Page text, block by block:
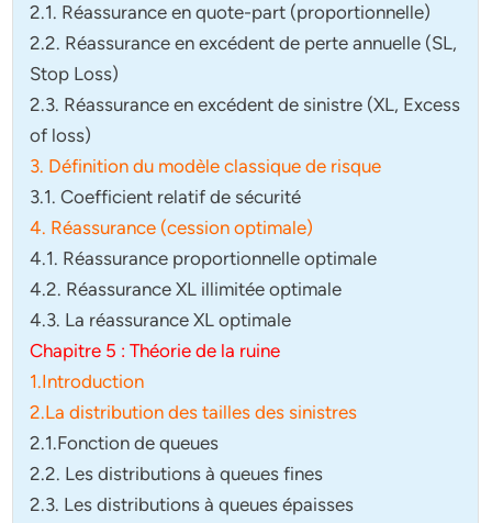
2.1. Réassurance en quote-part (proportionnelle)
2.2. Réassurance en excédent de perte annuelle (SL,
Stop Loss)
2.3. Réassurance en excédent de sinistre (XL, Excess
of loss)
3. Définition du modèle classique de risque
3.1. Coefficient relatif de sécurité
4. Réassurance (cession optimale)
4.1. Réassurance proportionnelle optimale
4.2. Réassurance XL illimitée optimale
4.3. La réassurance XL optimale
Chapitre 5 : Théorie de la ruine
1.Introduction
2.La distribution des tailles des sinistres
2.1.Fonction de queues
2.2. Les distributions à queues fines
2.3. Les distributions à queues épaisses